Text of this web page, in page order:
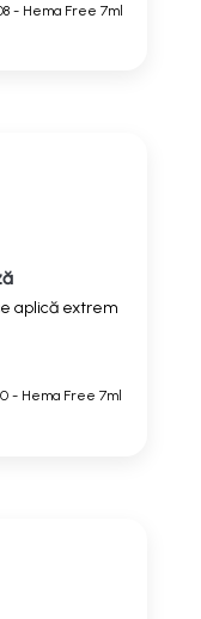
- Hema Free 7ml
aplică extrem
- Hema Free 7ml